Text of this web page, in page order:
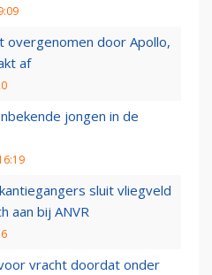
overgenomen door Apollo,
af
jongen in de
sluit vliegveld
aan bij ANVR
vracht doordat onder